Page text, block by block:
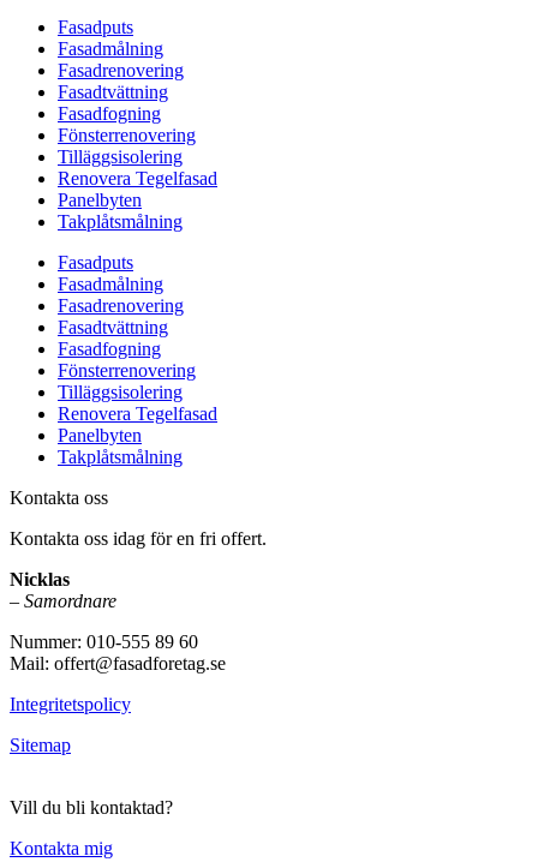
Fasadputs
Fasadmålning
Fasadrenovering
Fasadtvättning
Fasadfogning
Fönsterrenovering
Tilläggsisolering
Renovera Tegelfasad
Panelbyten
Takplåtsmålning
Fasadputs
Fasadmålning
Fasadrenovering
Fasadtvättning
Fasadfogning
Fönsterrenovering
Tilläggsisolering
Renovera Tegelfasad
Panelbyten
Takplåtsmålning
Kontakta oss
Kontakta oss idag för en fri offert.
Nicklas
– Samordnare
Nummer: 010-555 89 60
Mail: offert@fasadforetag.se
Integritetspolicy
Sitemap
Vill du bli kontaktad?
Kontakta mig